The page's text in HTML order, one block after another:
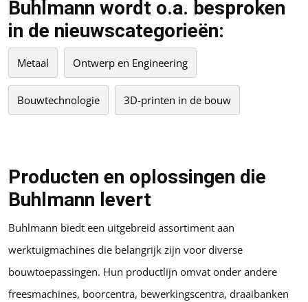
Buhlmann wordt o.a. besproken
in de nieuwscategorieën:
Metaal Ontwerp en Engineering
Bouwtechnologie 3D-printen in de bouw
Producten en oplossingen die
Buhlmann levert
Buhlmann biedt een uitgebreid assortiment aan
werktuigmachines die belangrijk zijn voor diverse
bouwtoepassingen. Hun productlijn omvat onder andere
freesmachines, boorcentra, bewerkingscentra, draaibanken